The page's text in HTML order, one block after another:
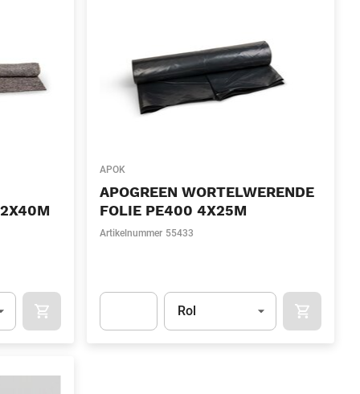
APOK.CATEGORY.PRODUCTS.CART.ADDTOCART
APOK
APOGREEN WORTELWERENDE
FOLIE PE400 4X25M
Artikelnummer 55433
Eenheid
Rol